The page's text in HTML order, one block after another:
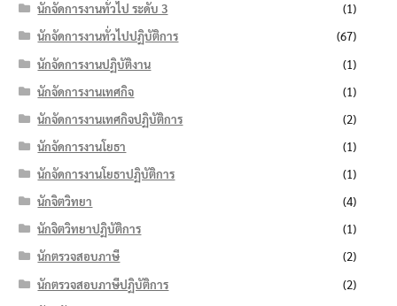
นักจัดการงานทั่วไป ระดับ 3
(1)
นักจัดการงานทั่วไปปฏิบัติการ
(67)
นักจัดการงานปฏิบัติงาน
(1)
นักจัดการงานเทศกิจ
(1)
นักจัดการงานเทศกิจปฏิบัติการ
(2)
นักจัดการงานโยธา
(1)
นักจัดการงานโยธาปฏิบัติการ
(1)
นักจิตวิทยา
(4)
นักจิตวิทยาปฏิบัติการ
(1)
นักตรวจสอบภาษี
(2)
นักตรวจสอบภาษีปฏิบัติการ
(2)